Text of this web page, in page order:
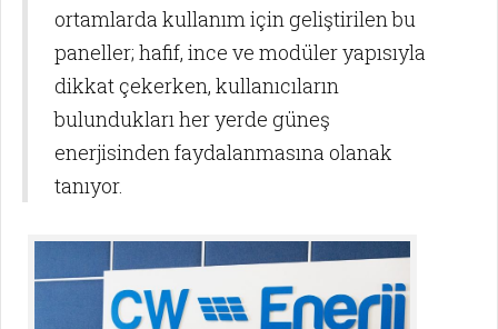
ortamlarda kullanım için geliştirilen bu
paneller; hafif, ince ve modüler yapısıyla
dikkat çekerken, kullanıcıların
bulundukları her yerde güneş
enerjisinden faydalanmasına olanak
tanıyor.